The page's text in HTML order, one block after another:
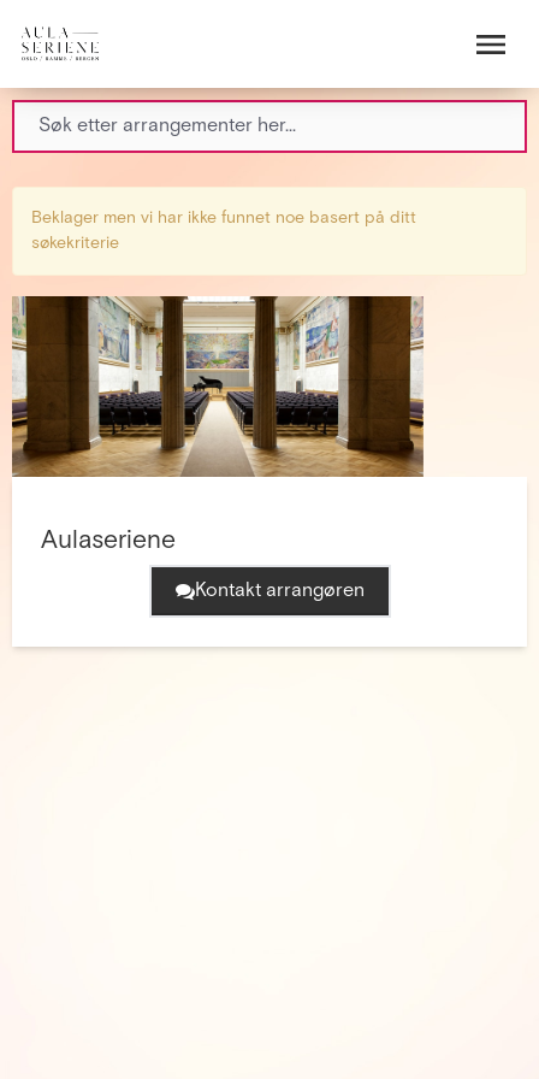
Beklager men vi har ikke funnet noe basert på ditt
søkekriterie
Aulaseriene
Kontakt arrangøren